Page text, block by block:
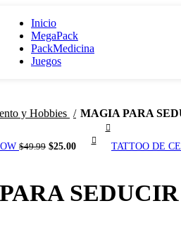
Inicio
MegaPack
PackMedicina
Juegos
y Hobbies MAGIA PARA
$49.99 El
$49.99.
$25.00El
$25.00.
TATTOO DE
SEDUCIR